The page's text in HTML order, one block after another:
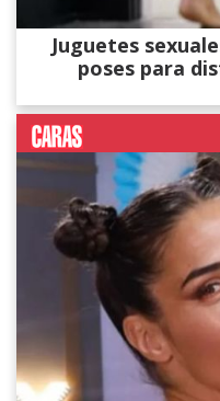
Juguetes
poses para